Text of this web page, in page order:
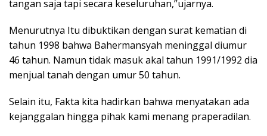
tangan saja tapi secara keseluruhan,”ujarnya.
Menurutnya Itu dibuktikan dengan surat kematian di
tahun 1998 bahwa Bahermansyah meninggal diumur
46 tahun. Namun tidak masuk akal tahun 1991/1992 dia
menjual tanah dengan umur 50 tahun.
Selain itu, Fakta kita hadirkan bahwa menyatakan ada
kejanggalan hingga pihak kami menang praperadilan.